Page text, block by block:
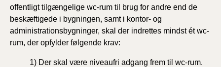
offentligttilgængelige wc-rum til brug for andre end de
beskæftigede i bygningen, samt i kontor- og
administrationsbygninger, skal der indrettes mindst ét wc-
rum, der opfylder følgende krav:
1) Der skal være niveaufri adgang frem til wc-rum.